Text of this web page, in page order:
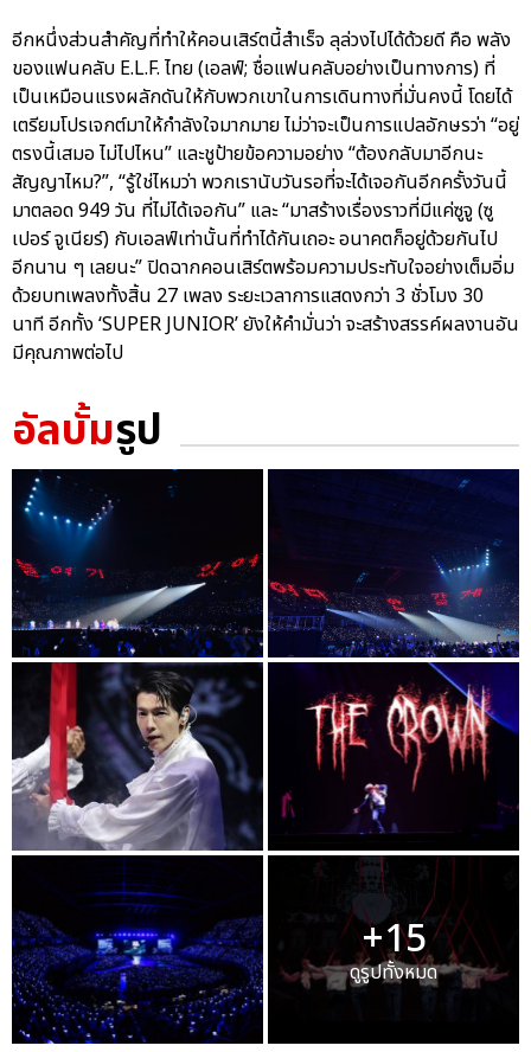
อีกหนึ่งส่วนสำคัญที่ทำให้คอนเสิร์ตนี้สำเร็จ ลุล่วงไปได้ด้วยดี คือ พลัง
ของแฟนคลับ E.L.F. ไทย (เอลฟ์; ชื่อแฟนคลับอย่างเป็นทางการ) ที่
เป็นเหมือนแรงผลักดันให้กับพวกเขาในการเดินทางที่มั่นคงนี้ โดยได้
เตรียมโปรเจกต์มาให้กำลังใจมากมาย ไม่ว่าจะเป็นการแปลอักษรว่า “อยู่
ตรงนี้เสมอ ไม่ไปไหน” และชูป้ายข้อความอย่าง “ต้องกลับมาอีกนะ
สัญญาไหม?”, “รู้ใช่ไหมว่า พวกเรานับวันรอที่จะได้เจอกันอีกครั้งวันนี้
มาตลอด 949 วัน ที่ไม่ได้เจอกัน” และ “มาสร้างเรื่องราวที่มีแค่ซูจู (ซู
เปอร์ จูเนียร์) กับเอลฟ์เท่านั้นที่ทำได้กันเถอะ อนาคตก็อยู่ด้วยกันไป
อีกนาน ๆ เลยนะ” ปิดฉากคอนเสิร์ตพร้อมความประทับใจอย่างเต็มอิ่ม
ด้วยบทเพลงทั้งสิ้น 27 เพลง ระยะเวลาการแสดงกว่า 3 ชั่วโมง 30
นาที อีกทั้ง ‘SUPER JUNIOR’ ยังให้คำมั่นว่า จะสร้างสรรค์ผลงานอัน
มีคุณภาพต่อไป
อัลบั้มรูป
+15
ดูรูปทั้งหมด